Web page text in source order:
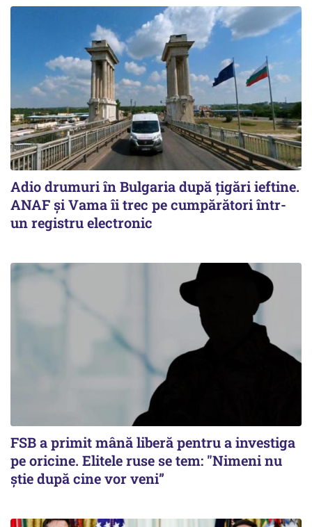
Adio drumuri în Bulgaria după țigări ieftine.
ANAF și Vama îi trec pe cumpărători într-
un registru electronic
FSB a primit mână liberă pentru a investiga
pe oricine. Elitele ruse se tem: "Nimeni nu
știe după cine vor veni”